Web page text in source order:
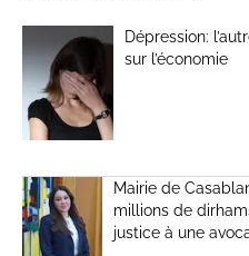
Dépression:
sur l’économie
Mairie de
millions de
justice à une